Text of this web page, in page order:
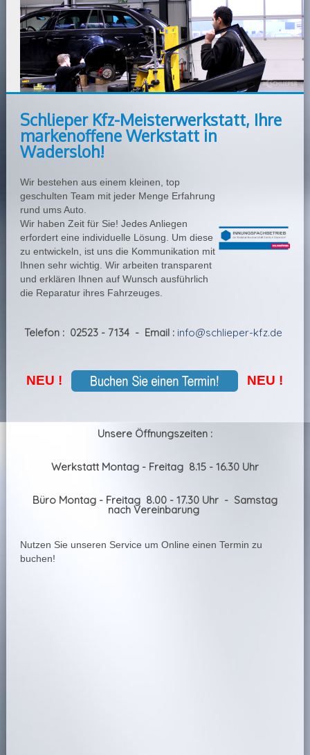
Schlieper Kfz-Meisterwerkstatt, Ihre
markenoffene Werkstatt in
Wadersloh!
Wir bestehen aus einem kleinen, top
geschulten Team mit jeder Menge Erfahrung
rund ums Auto.
Wir haben Zeit für Sie! Jedes Anliegen
erfordert eine individuelle Lösung. Um diese
zu entwickeln, ist uns die Kommunikation mit
Ihnen sehr wichtig. Wir arbeiten transparent
und erklären Ihnen auf Wunsch ausführlich
die Reparatur ihres Fahrzeuges.
Telefon : 02523 - 7134 - Email : info@schlieper-kfz.de
NEU ! NEU !
Unsere Öffnungszeiten :
Werkstatt Montag - Freitag 8.15 - 16.30 Uhr
Büro Montag - Freitag 8.00 - 17.30 Uhr- Samstag
nach Vereinbarung
Nutzen Sie unseren Service um Online einen Termin zu
buchen!